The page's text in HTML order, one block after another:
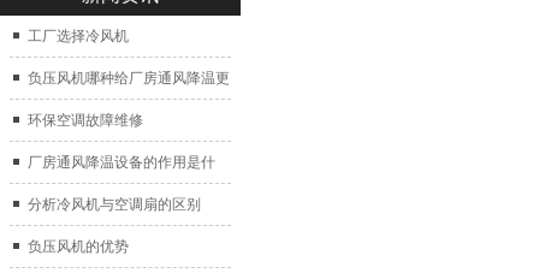
工厂选择冷风机
负压风机哪种给厂房通风降温更
好？
环保空调故障维修
厂房通风降温设备的作用是什
么？
分析冷风机与空调扇的区别
负压风机的优势